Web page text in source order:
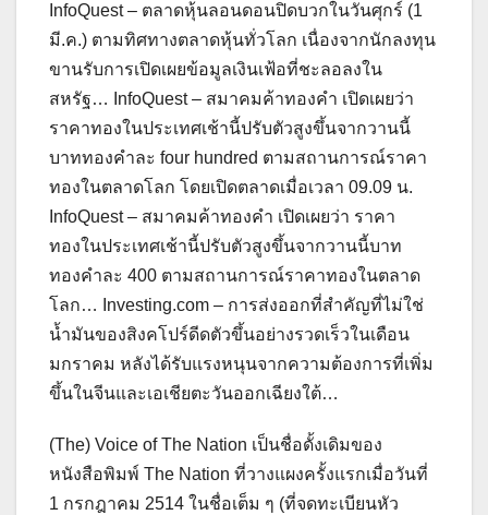
InfoQuest – ตลาดหุ้นลอนดอนปิดบวกในวันศุกร์ (1
มี.ค.) ตามทิศทางตลาดหุ้นทั่วโลก เนื่องจากนักลงทุน
ขานรับการเปิดเผยข้อมูลเงินเฟ้อที่ชะลอลงใน
สหรัฐ… InfoQuest – สมาคมค้าทองคำ เปิดเผยว่า
ราคาทองในประเทศเช้านี้ปรับตัวสูงขึ้นจากวานนี้
บาททองคำละ four hundred ตามสถานการณ์ราคา
ทองในตลาดโลก โดยเปิดตลาดเมื่อเวลา 09.09 น.
InfoQuest – สมาคมค้าทองคำ เปิดเผยว่า ราคา
ทองในประเทศเช้านี้ปรับตัวสูงขึ้นจากวานนี้บาท
ทองคำละ 400 ตามสถานการณ์ราคาทองในตลาด
โลก… Investing.com – การส่งออกที่สำคัญที่ไม่ใช่
น้ำมันของสิงคโปร์ดีดตัวขึ้นอย่างรวดเร็วในเดือน
มกราคม หลังได้รับแรงหนุนจากความต้องการที่เพิ่ม
ขึ้นในจีนและเอเชียตะวันออกเฉียงใต้…
(The) Voice of The Nation เป็นชื่อดั้งเดิมของ
หนังสือพิมพ์ The Nation ที่วางแผงครั้งแรกเมื่อวันที่
1 กรกฎาคม 2514 ในชื่อเต็ม ๆ (ที่จดทะเบียนหัว